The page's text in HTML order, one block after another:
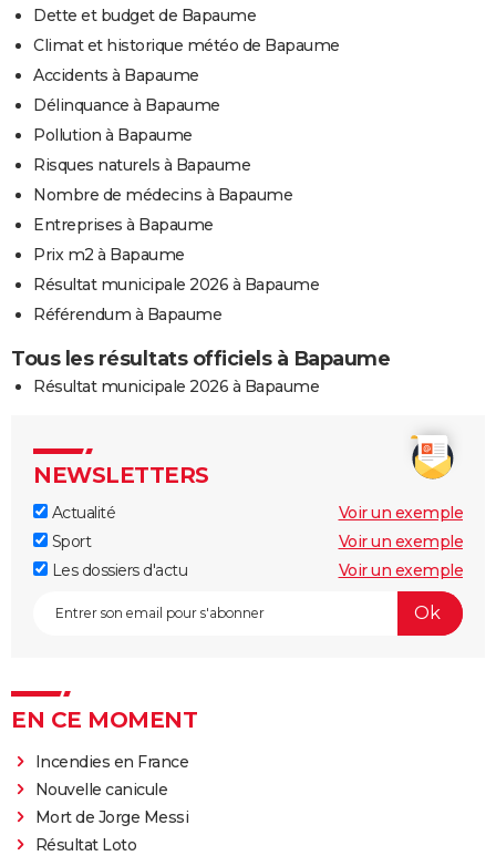
Dette et budget de Bapaume
Climat et historique météo de Bapaume
Accidents à Bapaume
Délinquance à Bapaume
Pollution à Bapaume
Risques naturels à Bapaume
Nombre de médecins à Bapaume
Entreprises à Bapaume
Prix m2 à Bapaume
Résultat municipale 2026 à Bapaume
Référendum à Bapaume
Tous les résultats officiels à Bapaume
Résultat municipale 2026 à Bapaume
NEWSLETTERS
Actualité
Voir un exemple
Sport
Voir un exemple
Les dossiers d'actu
Voir un exemple
EN CE MOMENT
Incendies en France
Nouvelle canicule
Mort de Jorge Messi
Résultat Loto